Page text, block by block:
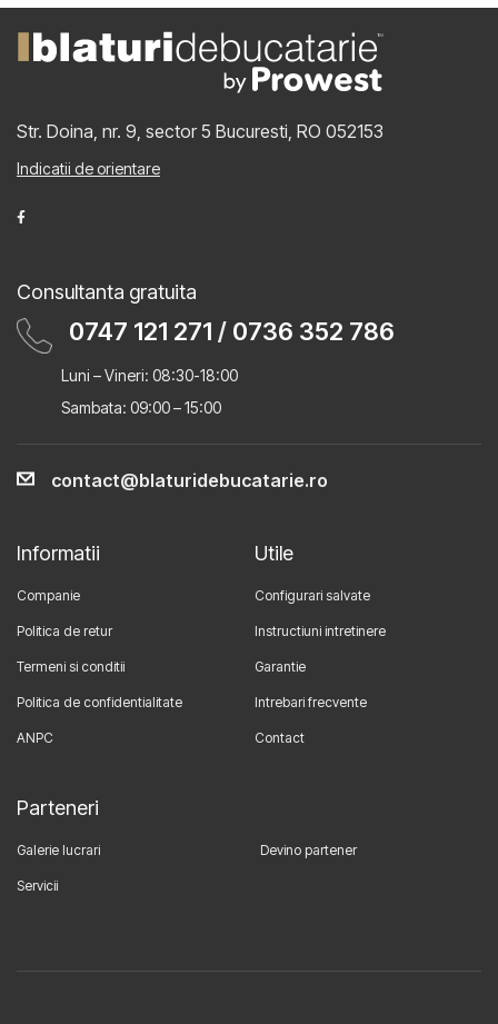
Str. Doina, nr. 9, sector 5 Bucuresti, RO 052153
Indicatii de orientare
Consultanta gratuita
0747 121 271 / 0736 352 786
Luni – Vineri: 08:30-18:00
Sambata: 09:00 – 15:00
contact@blaturidebucatarie.ro
Informatii
Companie
Politica de retur
Termeni si conditii
Politica de confidentialitate
ANPC
Utile
Configurari salvate
Instructiuni intretinere
Garantie
Intrebari frecvente
Contact
Parteneri
Galerie lucrari Devino partener
Servicii